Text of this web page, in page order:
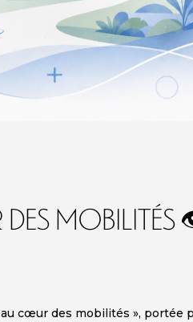
mobilités
cœur des mobilités », portée